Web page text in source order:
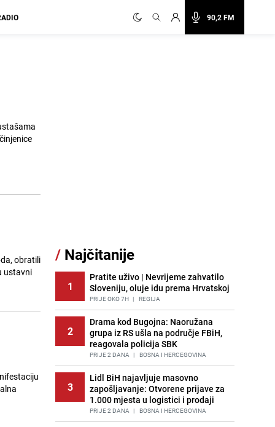
90,2 FM
obratili
ustavni
/ Najčitanije
1
Pratite uživo | Nevrijeme zahvatilo
Sloveniju, oluje idu prema Hrvatskoj
PRIJE OKO 7H | REGIJA
2
Drama kod Bugojna: Naoružana
grupa iz RS ušla na područje FBiH,
reagovala policija SBK
PRIJE 2 DANA | BOSNA I HERCEGOVINA
3
Lidl BiH najavljuje masovno
zapošljavanje: Otvorene prijave za
1.000 mjesta u logistici i prodaji
PRIJE 2 DANA | BOSNA I HERCEGOVINA